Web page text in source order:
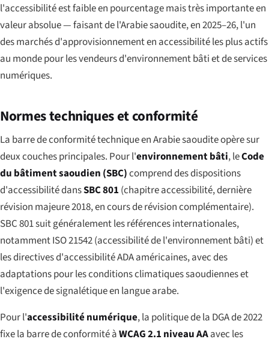
l'accessibilité est faible en pourcentage mais très importante en
valeur absolue — faisant de l'Arabie saoudite, en 2025–26, l'un
des marchés d'approvisionnement en accessibilité les plus actifs
au monde pour les vendeurs d'environnement bâti et de services
numériques.
Normes techniques et conformité
La barre de conformité technique en Arabie saoudite opère sur
deux couches principales. Pour l'environnement bâti, leCode
du bâtiment saoudien (SBC)comprend des dispositions
d'accessibilité dansSBC 801 (chapitre accessibilité, dernière
révision majeure 2018, en cours de révision complémentaire).
SBC 801 suit généralement les références internationales,
notamment ISO 21542 (accessibilité de l'environnement bâti) et
les directives d'accessibilité ADA américaines, avec des
adaptations pour les conditions climatiques saoudiennes et
l'exigence de signalétique en langue arabe.
Pour l'accessibilité numérique, la politique de la DGA de 2022
fixe la barre de conformité àWCAG 2.1 niveau AAavec les